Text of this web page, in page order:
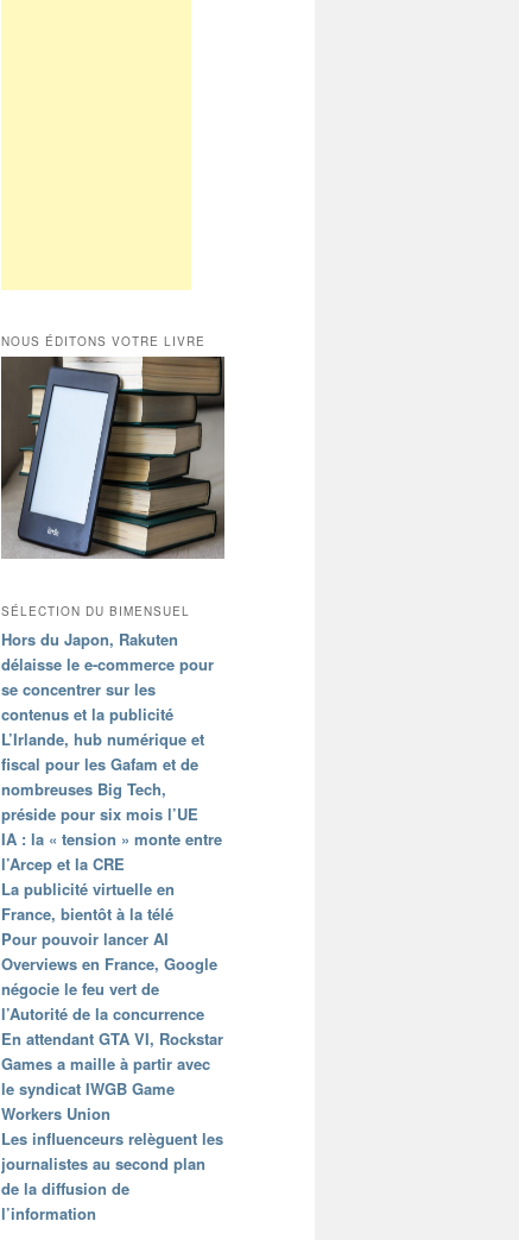
NOUS ÉDITONS VOTRE LIVRE
SÉLECTION DU BIMENSUEL
Hors du Japon, Rakuten
délaisse le e-commerce pour
se concentrer sur les
contenus et la publicité
L’Irlande, hub numérique et
fiscal pour les Gafam et de
nombreuses Big Tech,
préside pour six mois l’UE
IA : la « tension » monte entre
l’Arcep et la CRE
La publicité virtuelle en
France, bientôt à la télé
Pour pouvoir lancer AI
Overviews en France, Google
négocie le feu vert de
l’Autorité de la concurrence
En attendant GTA VI, Rockstar
Games a maille à partir avec
le syndicat IWGB Game
Workers Union
Les influenceurs relèguent les
journalistes au second plan
de la diffusion de
l’information